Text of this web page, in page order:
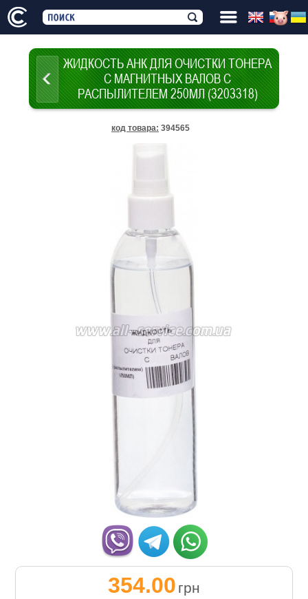
ЖИДКОСТЬ АНК ДЛЯ ОЧИСТКИ ТОНЕРА
С МАГНИТНЫХ ВАЛОВ С
РАСПЫЛИТЕЛЕМ 250МЛ (3203318)
код товара: 394565
354.00 грн